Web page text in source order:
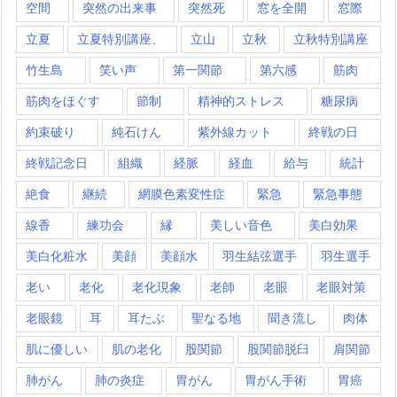
空間 突然の出来事 突然死 窓を全開 窓際
立夏 立夏特別講座、 立山 立秋 立秋特別講座
竹生島 笑い声 第一関節 第六感 筋肉
筋肉をほぐす 節制 精神的ストレス 糖尿病
約束破り 純石けん 紫外線カット 終戦の日
終戦記念日 組織 経脈 経血 給与 統計
絶食 継続 網膜色素変性症 緊急 緊急事態
線香 練功会 縁 美しい音色 美白効果
美白化粧水 美顔 美顔水 羽生結弦選手 羽生選手
老い 老化 老化現象 老師 老眼 老眼対策
老眼鏡 耳 耳たぶ 聖なる地 聞き流し 肉体
肌に優しい 肌の老化 股関節 股関節脱臼 肩関節
肺がん 肺の炎症 胃がん 胃がん手術 胃癌